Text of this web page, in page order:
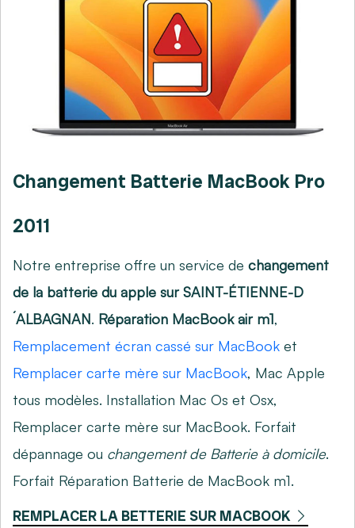
Changement Batterie MacBook Pro
2011
Notre entreprise offre un service de changement
de la batterie du apple sur SAINT-ÉTIENNE-D
´ALBAGNAN. Réparation MacBook air m1,
Remplacement écran cassé sur MacBook et
Remplacer carte mère sur MacBook, Mac Apple
tous modèles. Installation Mac Os et Osx,
Remplacer carte mère sur MacBook. Forfait
dépannage ou changement de Batterie à domicile.
Forfait Réparation Batterie de MacBook m1.
REMPLACER LA BETTERIE SUR MACBOOK